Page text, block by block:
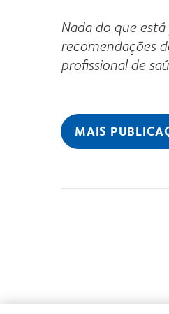
Nada do que
recomendações
profissional de
MAIS